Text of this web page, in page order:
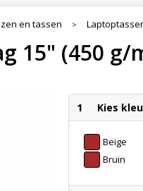
en tassen >
15" (450 g/
1 Kies
Beige
Bruin